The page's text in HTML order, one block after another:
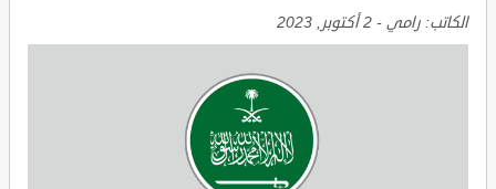
الكاتب: رامي - 2 أكتوبر, 2023